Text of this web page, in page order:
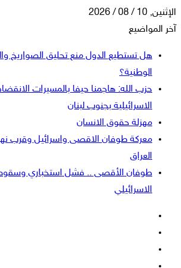
الإثنين, 10 / 08 / 2026
آخر المواضيع
هل تستطيع الدول منع تحليق الصواريخ
الوطنية؟
حزب الله: هاجمنا حيفا بالمسيرات
الاسرائيلية بجنوب لبنان
مهزلة حقوق الانسان
معركة طوفان الاقصى واسرائيل وقرب
العراق
طوفان الأقصى .. فشل استخباري وسقوط
الاسرائيلي